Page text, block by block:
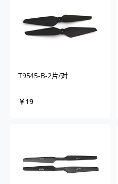
T9545-B-2片/对
￥19